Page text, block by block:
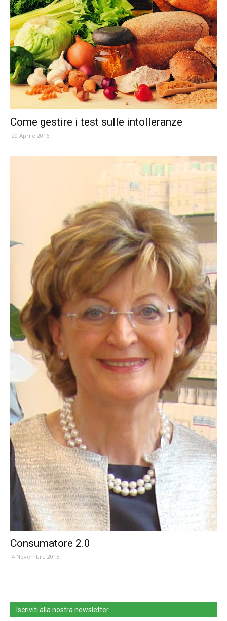
Come gestire i test sulle intolleranze
20 Aprile 2016
Consumatore 2.0
4 Novembre 2015
Iscriviti alla nostra newsletter